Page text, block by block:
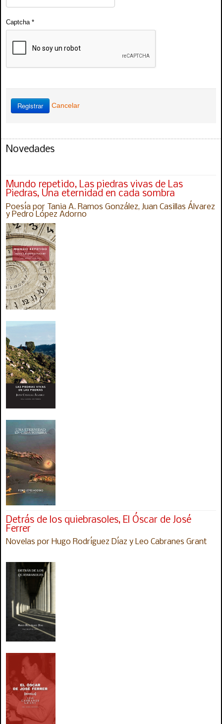
Captcha*
Registrar Cancelar
Novedades
Mundo repetido, Las piedras vivas de Las
Piedras, Una eternidad en cada sombra
Poesía por Tania A. Ramos González, Juan Casillas Álvarez
y Pedro López Adorno
Detrás de los quiebrasoles, El Óscar de José
Ferrer
Novelas por Hugo Rodríguez Díaz y Leo Cabranes Grant